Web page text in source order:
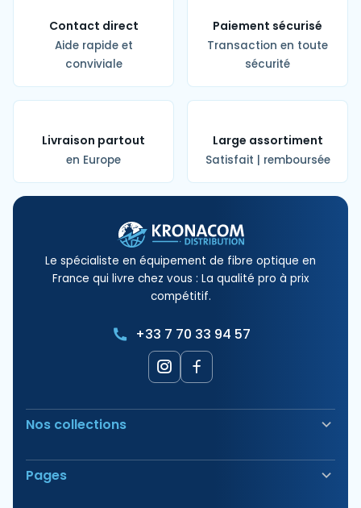
Contact direct
Aide rapide et
conviviale
Paiement sécurisé
Transaction en toute
sécurité
Livraison partout
en Europe
Large assortiment
Satisfait | remboursée
Le spécialiste en équipement de fibre optique en
France qui livre chez vous : La qualité pro à prix
compétitif.
+33 7 70 33 94 57
Nos collections
Soudeuse Fibre Optique
Sécurité & Balisage
Pages